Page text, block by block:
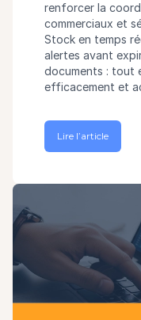
renforcer la
commerciaux et
Stock en temps
alertes avant
documents : tout
efficacement et
Lire l’article